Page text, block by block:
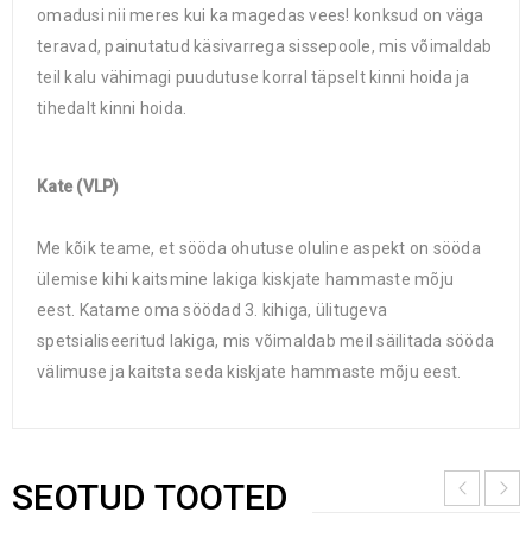
omadusi nii meres kui ka magedas vees! konksud on väga
teravad, painutatud käsivarrega sissepoole, mis võimaldab
teil kalu vähimagi puudutuse korral täpselt kinni hoida ja
tihedalt kinni hoida.
Kate (VLP)
Me kõik teame, et sööda ohutuse oluline aspekt on sööda
ülemise kihi kaitsmine lakiga kiskjate hammaste mõju
eest. Katame oma söödad 3. kihiga, ülitugeva
spetsialiseeritud lakiga, mis võimaldab meil säilitada sööda
välimuse ja kaitsta seda kiskjate hammaste mõju eest.
SEOTUD TOOTED